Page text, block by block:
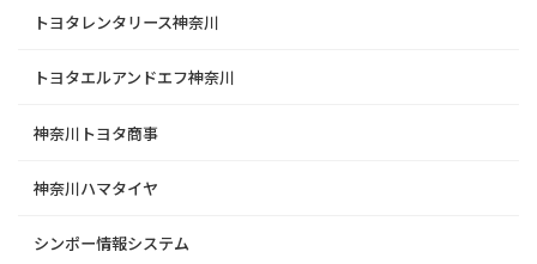
トヨタレンタリース神奈川
トヨタエルアンドエフ神奈川
神奈川トヨタ商事
神奈川ハマタイヤ
シンポー情報システム